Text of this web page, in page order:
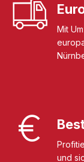
Mit
und